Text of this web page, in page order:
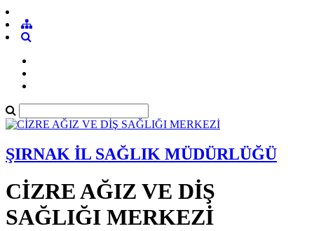
ŞIRNAK İL SAĞLIK MÜDÜRLÜĞÜ
CİZRE AĞIZ VE DİŞ
SAĞLIĞI MERKEZİ